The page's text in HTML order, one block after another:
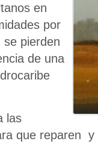
en
por
pierden
de una
las
que reparen